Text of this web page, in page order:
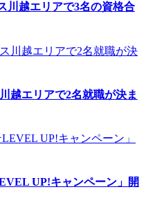
川越エリアで3名の資格合
越エリアで2名就職が決ま
UP!キャンペーン」開